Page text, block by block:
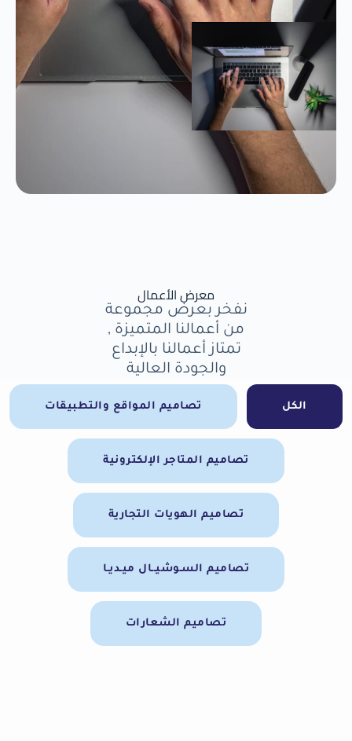
معرض الأعمال
نفخر بعرض مجموعة
من أعمالنا المتميزة ,
تمتاز أعمالنا بالإبداع
والجودة العالية
الكل تصاميم المواقع والتطبيقات
تصاميم المتاجر الإلكترونية
تصاميم الهويات التجارية
تصاميم السـوشيــال ميـديـا
تصاميم الشعارات